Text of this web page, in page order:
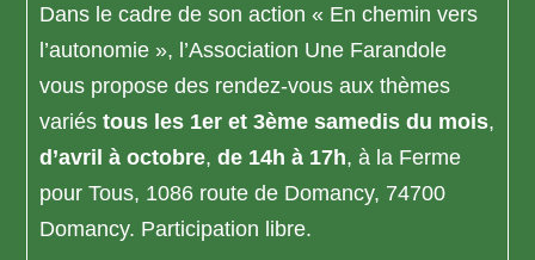
Dans le cadre de son action « En chemin vers
l’autonomie », l’Association Une Farandole
vous propose des rendez-vous aux thèmes
variéstous les 1er et 3ème samedis du mois,
d’avril à octobre,de 14h à 17h, à la Ferme
pour Tous, 1086 route de Domancy, 74700
Domancy. Participation libre.